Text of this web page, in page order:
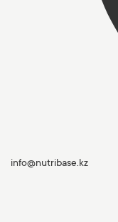
info@nutribase.kz